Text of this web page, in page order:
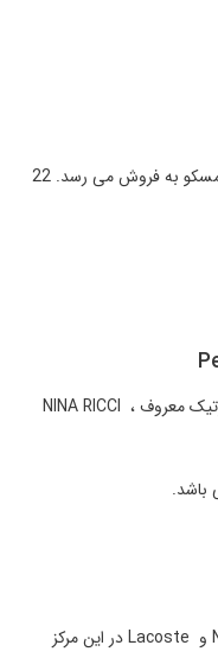
در این فروشگاه زنجیره ای ، اجناس زیر قیمت مسکو به فروش می رسد. 22
لوکس ترین پاساژ مسکو است که شامل چند بوتیک معروف NINA RICCI ،
برندهای معروف NafNaf ، Levi’s ، Chvignon و Lacoste در این مرکز